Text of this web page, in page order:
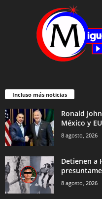
Incluso más noticias
Ronald
México y
8 agosto, 2026
Detienen a
8 agosto, 2026